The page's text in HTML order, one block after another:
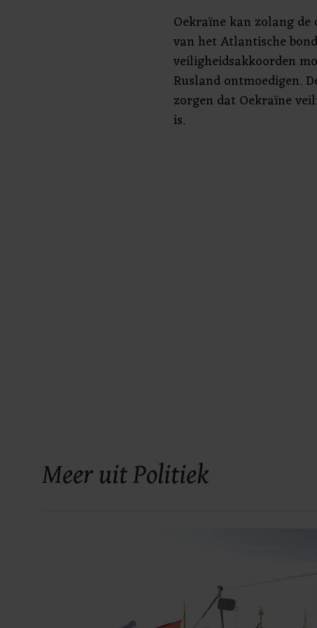
Oekraïne kan zolang
van het Atlantische
veiligheidsakkoorden
Rusland ontmoedigen.
zorgen dat Oekraïne
is.
Meer uit Politiek